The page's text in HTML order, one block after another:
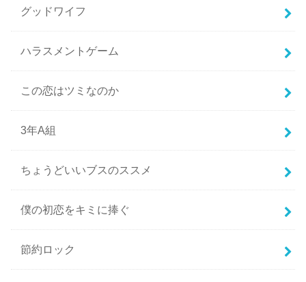
グッドワイフ
ハラスメントゲーム
この恋はツミなのか
3年A組
ちょうどいいブスのススメ
僕の初恋をキミに捧ぐ
節約ロック